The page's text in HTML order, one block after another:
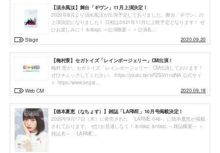
【須永風汰】舞台「ギヴン」11月上演決定！
2020年8月より須永風汰が出演予定しておりました、舞台「ギヴン」の
上演決定になりました！ 日程は2021年11月に上映予定となります！ ぜ
ひお楽しみに！ &nbsp; ～公演概要～ ＜公演名...
Stage
2020.09.20
【梅村景】セガトイズ「レインボージェリー」CM出演！
梅村 景が、セガトイズ「レインボージェリー」CM出演しております！
ぜひチェックしてください。 https://youtu.be/vPZSVt1nqNA 公式サイ
ト https://www.segat...
Web CM
2020.09.18
【徳本夏恵（なちょす）】雑誌「LARME」10月号掲載決定！
2020年9月17日（木）に発売された 「LARME-046-」に徳本夏恵が掲載
されております。 ぜひお見逃しなく！ &nbsp; &nbsp; ～雑誌概要～ ＜
雑誌名＞ ・LARME...